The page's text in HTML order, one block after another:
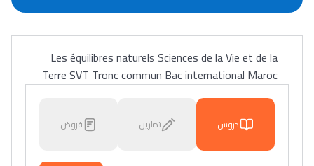
Les équilibres naturels Sciences de la Vie et de la
Terre SVT Tronc commun Bac international Maroc
دروس تمارين فروض